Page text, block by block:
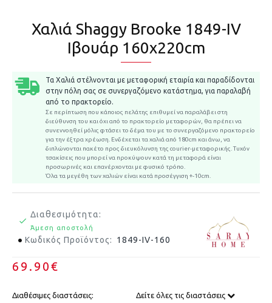
Χαλιά Shaggy Brooke 1849-IV
Ιβουάρ 160x220cm
Τα Χαλιά στέλνονται με μεταφορική εταιρία και παραδίδονται
στην πόλη σας σε συνεργαζόμενο κατάστημα, για παραλαβή
από το πρακτορείο.
Σε περίπτωση που κάποιος πελάτης επιθυμεί να παραλάβει στη
διεύθυνση του και όχι από το πρακτορείο μεταφορών, θα πρέπει να
συνεννοηθεί μόλις φτάσει το δέμα του με το συνεργαζόμενο πρακτορείο
για την έξτρα χρέωση. Ενδέχεται τα χαλιά από 180cm και άνω, να
διπλώνονται πακέτο προς διευκόλυνση της courier-μεταφορικής. Τυχόν
τσακίσεις που μπορεί να προκύψουν κατά τη μεταφορά είναι
προσωρινές και επανέρχονται με φυσικό τρόπο.
Όλα τα μεγέθη των χαλιών είναι κατά προσέγγιση +-10cm.
69.90€
Διαθεσιμότητα:
Άμεση αποστολή
Κωδικός Προϊόντος: 1849-IV-160
Διαθέσιμες διαστάσεις: Δείτε όλες τις διαστάσεις